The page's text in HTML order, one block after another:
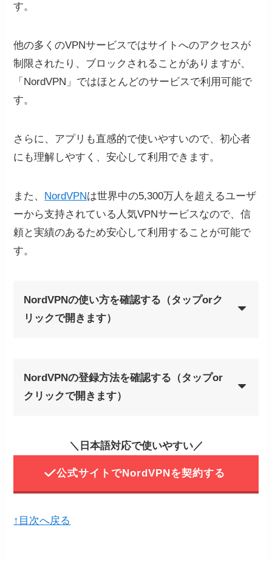
報を入力してください。
からアプリをダウンロード
す。
す。
他の多くのVPNサービスではサイトへのアクセスが
制限されたり、ブロックされることがありますが、
「NordVPN」ではほとんどのサービスで利用可能で
す。
さらに、アプリも直感的で使いやすいので、初心者
にも理解しやすく、安心して利用できます。
また、 NordVPNは世界中の5,300万人を超えるユーザ
ーから支持されている人気VPNサービスなので、信
頼と実績のあるため安心して利用することが可能で
す。
NordVPNの使い方を確認する（タップorク
リックで開きます）
Nordアカウントにログインす
る
NordVPNの登録方法を確認する（タップor
クリックで開きます）
入ページへ飛ぶ
＼日本語対応で使いやすい／
公式サイトでNordVPNを契約する
↑目次へ戻る